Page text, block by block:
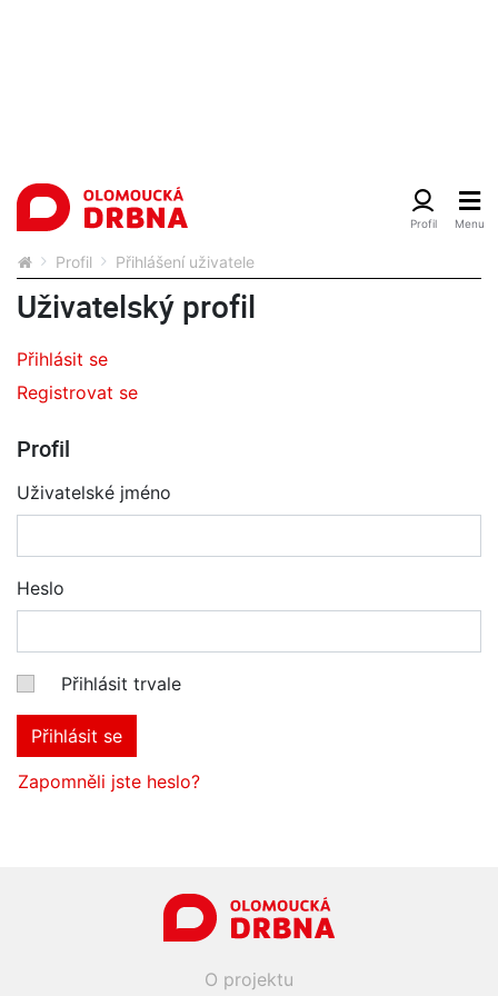
Profil Přihlášení uživatele
Uživatelský profil
Přihlásit se
Registrovat se
Profil
Uživatelské jméno
Heslo
Přihlásit trvale
Přihlásit se
Zapomněli jste heslo?
O projektu